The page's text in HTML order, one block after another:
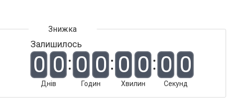
Залишилось
0 0
Днів
0 0
Годин
0 0
Хвилин
0 0
Секунд